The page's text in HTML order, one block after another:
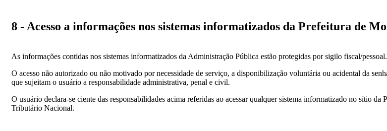
8 - Acesso a informações nos sistemas informatizados da Prefeitura de
As informações contidas nos sistemas informatizados da Administração Pública estão protegidas por sigilo fiscal/pessoal.
O acesso não autorizado ou não motivado por necessidade de serviço, a disponibilização voluntária ou acidental da
que sujeitam o usuário a responsabilidade administrativa, penal e civil.
O usuário declara-se ciente das responsabilidades acima referidas ao acessar qualquer sistema informatizado no sítio
Tributário Nacional.